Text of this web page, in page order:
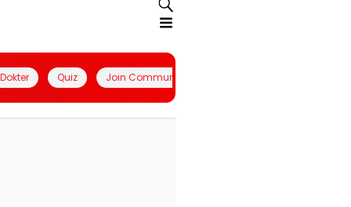
Quiz Join Community